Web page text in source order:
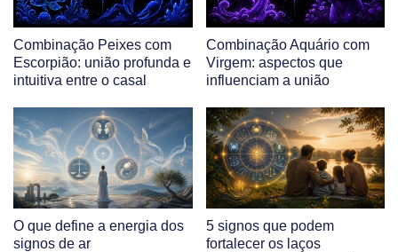
Combinação Peixes com
Escorpião: união profunda e
intuitiva entre o casal
Combinação Aquário com
Virgem: aspectos que
influenciam a união
O que define a energia dos
signos de ar
5 signos que podem
fortalecer os laços